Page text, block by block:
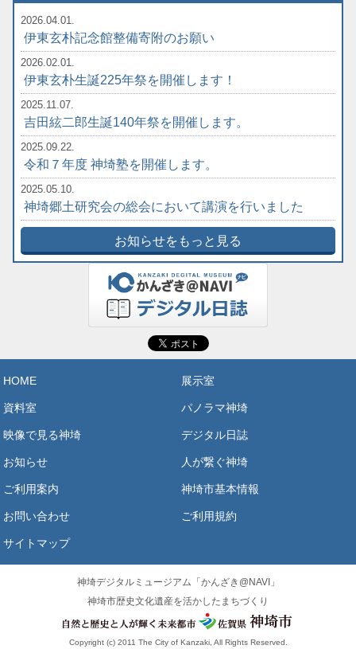
2026.04.01.
伊東玄朴記念館整備寄附のお願い
2026.02.01.
伊東玄朴生誕225年祭を開催します！
2025.11.07.
吉田絃二郎生誕140年祭を開催します。
2025.09.22.
令和７年度 神埼塾を開催します。
2025.05.10.
神埼郷土研究会の総会において講演を行いました
お知らせをもっと見る
HOME 展示室
資料室 パノラマ神埼
映像で見る神埼 デジタル日誌
お知らせ 人が繋ぐ神埼
ご利用案内 神埼市基本情報
お問い合わせ ご利用規約
サイトマップ
神埼デジタルミュージアム「かんざき@NAVI」
神埼市歴史文化遺産を活かしたまちづくり
Copyright (c) 2011 The City of Kanzaki, All Rights Reserved.